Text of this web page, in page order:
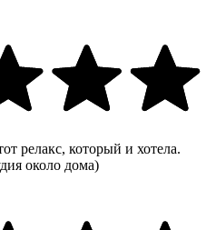
релакс, который и хотела.
около дома)